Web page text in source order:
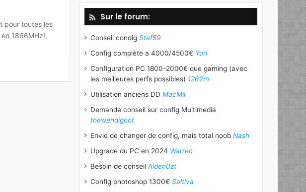
pour toutes les
1866MHz!
Sur le forum:
Conseil condig Stef59
Config complète a 4000/4500€ Yuri
Configuration PC 1800-2000€ que gaming (avec
les meilleures perfs possibles) 1262m
Utilisation anciens DD MacMil
Demande conseil sur config Multimedia
thewendigoot
Envie de changer de config, mais total noob Nash
Upgrade du PC en 2024 Warren
Besoin de conseil Aiden0zt
Config photoshop 1300€ Saltiva